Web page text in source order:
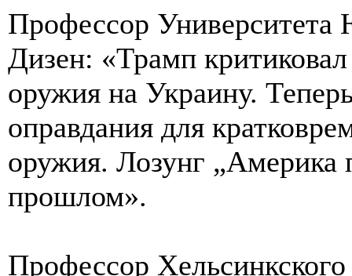
Профессор
Дизен: «Трамп
оружия на Украину.
оправдания для
оружия. Лозунг „Америка
прошлом».
Профессор